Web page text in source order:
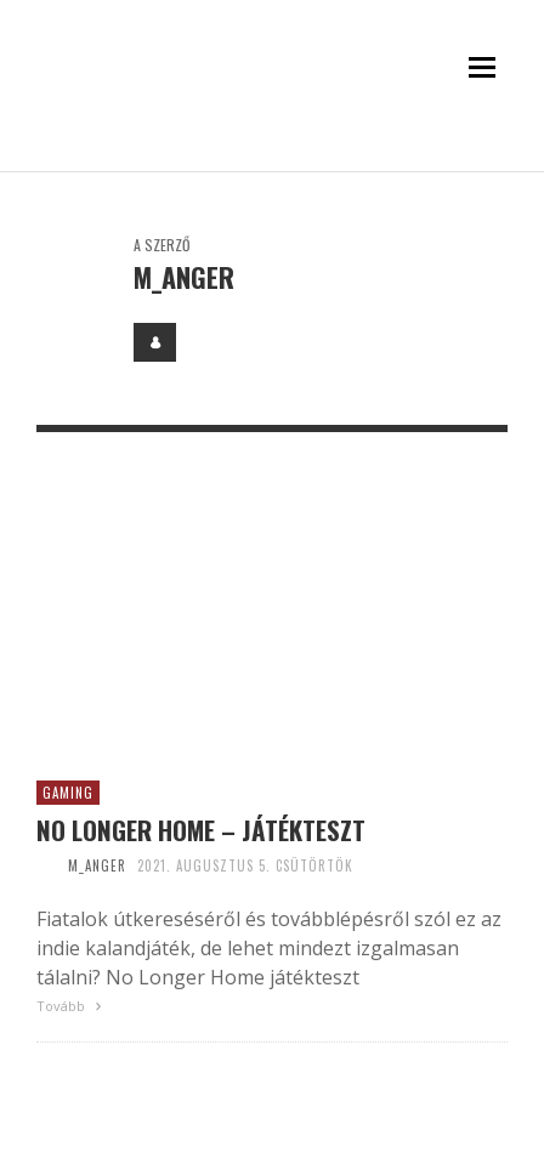
A SZERZŐ
M_ANGER
GAMING
NO LONGER HOME – JÁTÉKTESZT
M_ANGER 2021. AUGUSZTUS 5. CSÜTÖRTÖK
Fiatalok útkereséséről és továbblépésről szól ez az
indie kalandjáték, de lehet mindezt izgalmasan
tálalni? No Longer Home játékteszt
Tovább